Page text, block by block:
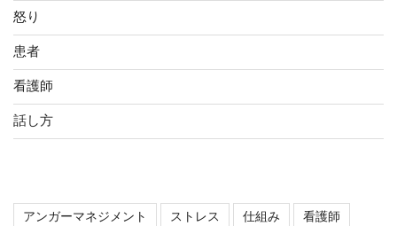
怒り
患者
看護師
話し方
アンガーマネジメント ストレス 仕組み
看護師